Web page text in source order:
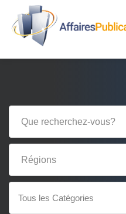
Tous les Catégories